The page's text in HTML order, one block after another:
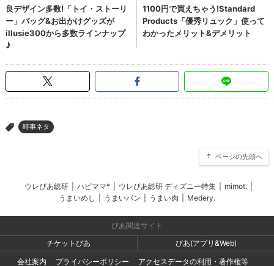
> 時事ネタ
ページの先頭へ
ウレぴあ総研 ハピママ* ウレぴあ総研 ディズニー特集 mimot.
うまいめし
うまいパン うまい肉 Medery.
ぴあ関連サイト
チケットぴあ
ぴあ(アプリ&Web)
会社案内
プライバシーポリシー アクセスデータの利用・著作権等